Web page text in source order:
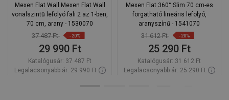
Mexen Flat Wall Mexen Flat Wall
vonalszintű lefolyó fali 2 az 1-ben,
70 cm, arany - 1530070
37 487 Ft -20%
29 990 Ft
Katalógusár: 37 487 Ft
Legalacsonyabb ár: 29 990 Ft
Mexen Flat 360° Slim 70 cm-es
forgatható lineáris lefolyó,
aranyszínű - 1541070
31 612 Ft -20%
25 290 Ft
Katalógusár: 31 612 Ft
Legalacsonyabb ár: 25 290 Ft